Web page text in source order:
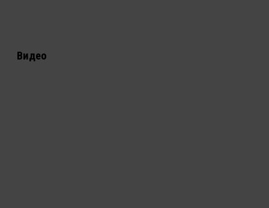
Видео